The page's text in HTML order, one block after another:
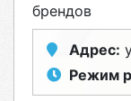
брендов
Адрес:
Режим